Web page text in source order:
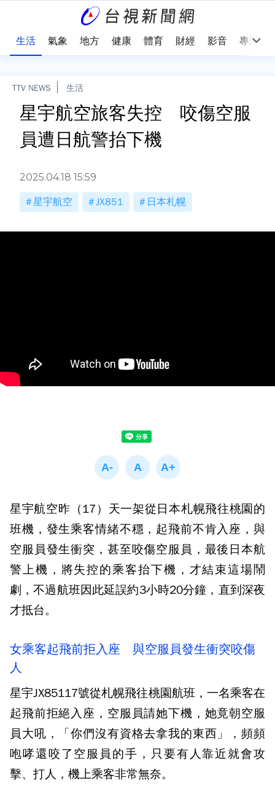
生活 氣象 地方 健康 體育 財經 影音 專題
TTV NEWS 生活
星宇航空旅客失控 咬傷空服
員遭日航警抬下機
2025.04.18 15:59
星宇航空 JX851 日本札幌
星宇航空昨（17）天一架從日本札幌飛往桃園的
班機，發生乘客情緒不穩，起飛前不肯入座，與
空服員發生衝突，甚至咬傷空服員，最後日本航
警上機，將失控的乘客抬下機，才結束這場鬧
劇，不過航班因此延誤約3小時20分鐘，直到深夜
才抵台。
女乘客起飛前拒入座 與空服員發生衝突咬傷
人
星宇JX85117號從札幌飛往桃園航班，一名乘客在
起飛前拒絕入座，空服員請她下機，她竟朝空服
員大吼，「你們沒有資格去拿我的東西」，頻頻
咆哮還咬了空服員的手，只要有人靠近就會攻
擊、打人，機上乘客非常無奈。